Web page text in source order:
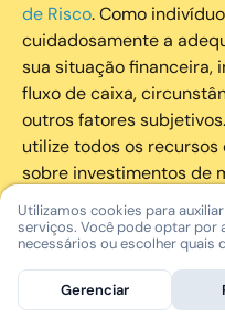
de Risco. Como
cuidadosamente a
sua situação financeira,
fluxo de caixa,
outros fatores
utilize todos os
sobre investimentos de
composição geral de
legais relativas aos
Nomad devem ser
Nomad e suas afiliadas
aconselhamento legal
Utilizamos cookies para
serviços. Você pode optar por
necessários ou escolher quais
Gerenciar